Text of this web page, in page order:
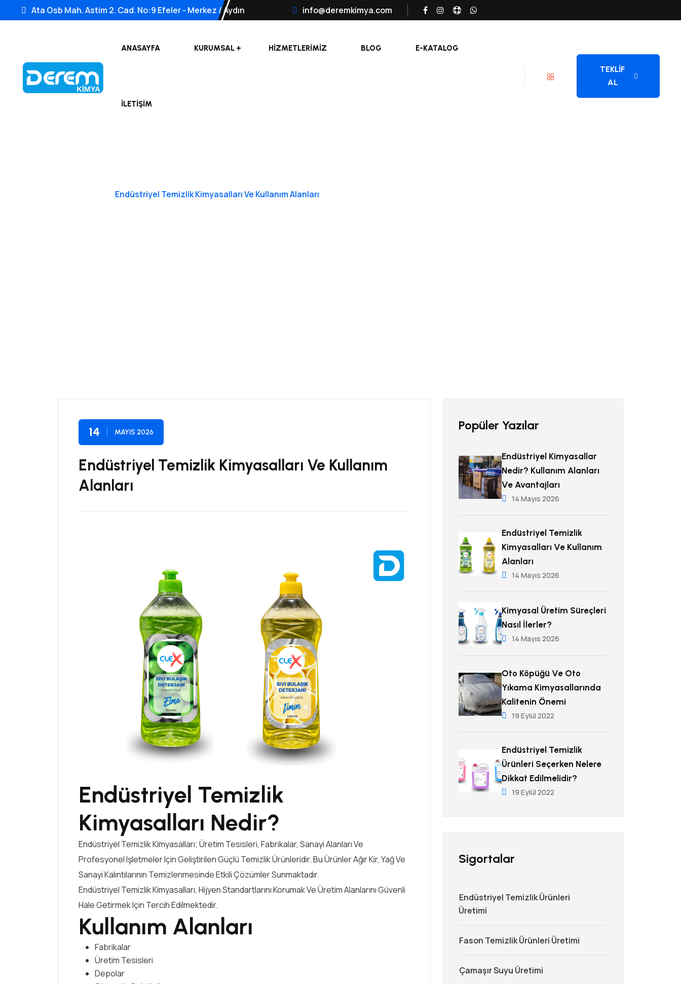
Ata Osb Mah. Astim 2. Cad. No:9 Efeler - Merkez / Aydın info@deremkimya.com
ANASAYFA KURUMSAL HIZMETLERIMIZ BLOG E-KATALOG
İLETIŞIM
TEKLIF
AL
Endüstriyel Temizlik Kimyasalları Ve Kullanım Alanları
14 MAYIS 2026
Endüstriyel Temizlik Kimyasalları Ve Kullanım
Alanları
Endüstriyel Temizlik
Kimyasalları Nedir?
Endüstriyel Temizlik Kimyasalları; Üretim Tesisleri, Fabrikalar, Sanayi Alanları Ve
Profesyonel Işletmeler Için Geliştirilen Güçlü Temizlik Ürünleridir. Bu Ürünler Ağır Kir, Yağ Ve
Sanayi Kalıntılarının Temizlenmesinde Etkili Çözümler Sunmaktadır.
Endüstriyel Temizlik Kimyasalları, Hijyen Standartlarını Korumak Ve Üretim Alanlarını Güvenli
Hale Getirmek Için Tercih Edilmektedir.
Kullanım Alanları
Fabrikalar
Üretim Tesisleri
Depolar
Popüler Yazılar
Endüstriyel Kimyasallar
Nedir? Kullanım Alanları
Ve Avantajları
14 Mayıs 2026
Endüstriyel Temizlik
Kimyasalları Ve Kullanım
Alanları
14 Mayıs 2026
Kimyasal Üretim Süreçleri
Nasıl İlerler?
14 Mayıs 2026
Oto Köpüğü Ve Oto
Yıkama Kimyasallarında
Kalitenin Önemi
19 Eylül 2022
Endüstriyel Temizlik
Ürünleri Seçerken Nelere
Dikkat Edilmelidir?
19 Eylül 2022
Sigortalar
Endüstriyel Temizlik Ürünleri
Üretimi
Fason Temizlik Ürünleri Üretimi
Çamaşır Suyu Üretimi